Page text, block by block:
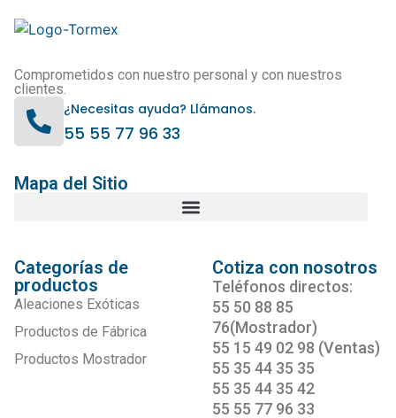
Comprometidos con nuestro personal y con nuestros
clientes.
¿Necesitas ayuda? Llámanos.
55 55 77 96 33
Mapa del Sitio
Categorías de
productos
Aleaciones Exóticas
Productos de Fábrica
Productos Mostrador
Cotiza con nosotros
Teléfonos directos:
55 50 88 85
76(Mostrador)
55 15 49 02 98 (Ventas)
55 35 44 35 35
55 35 44 35 42
55 55 77 96 33